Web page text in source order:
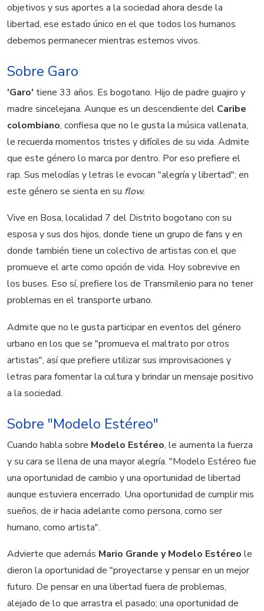
objetivos y sus aportes a la sociedad ahora desde la
libertad, ese estado único en el que todos los humanos
debemos permanecer mientras estemos vivos.
Sobre Garo
'Garo' tiene 33 años. Es bogotano. Hijo de padre guajiro y
madre sincelejana. Aunque es un descendiente del Caribe
colombiano, confiesa que no le gusta la música vallenata,
le recuerda momentos tristes y difíciles de su vida. Admite
que este género lo marca por dentro. Por eso prefiere el
rap. Sus melodías y letras le evocan "alegría y libertad"; en
este género se sienta en su flow.
Vive en Bosa, localidad 7 del Distrito bogotano con su
esposa y sus dos hijos, donde tiene un grupo de fans y en
donde también tiene un colectivo de artistas con el que
promueve el arte como opción de vida. Hoy sobrevive en
los buses. Eso sí, prefiere los de Transmilenio para no tener
problemas en el transporte urbano.
Admite que no le gusta participar en eventos del género
urbano en los que se "promueva el maltrato por otros
artistas", así que prefiere utilizar sus improvisaciones y
letras para fomentar la cultura y brindar un mensaje positivo
a la sociedad.
Sobre "Modelo Estéreo"
Cuando habla sobre Modelo Estéreo, le aumenta la fuerza
y su cara se llena de una mayor alegría. "Modelo Estéreo fue
una oportunidad de cambio y una oportunidad de libertad
aunque estuviera encerrado. Una oportunidad de cumplir mis
sueños, de ir hacia adelante como persona, como ser
humano, como artista".
Advierte que además Mario Grande y Modelo Estéreo le
dieron la oportunidad de "proyectarse y pensar en un mejor
futuro. De pensar en una libertad fuera de problemas,
alejado de lo que arrastra el pasado; una oportunidad de